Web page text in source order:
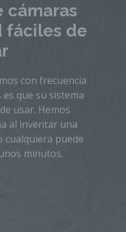
cámaras
fáciles de
con frecuencia
que su sistema
usar. Hemos
al inventar una
cualquiera puede
minutos.